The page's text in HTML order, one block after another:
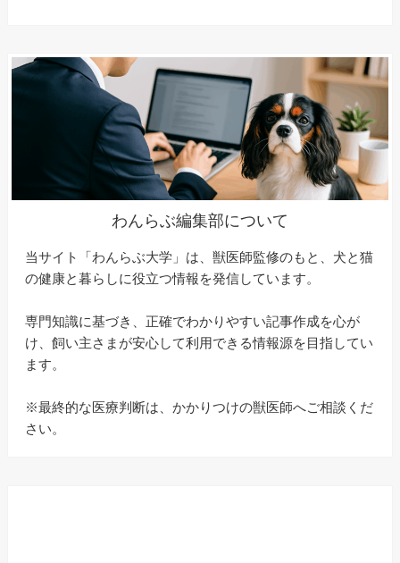
わんらぶ編集部について
当サイト「わんらぶ大学」は、獣医師監修のもと、犬と猫
の健康と暮らしに役立つ情報を発信しています。
専門知識に基づき、正確でわかりやすい記事作成を心が
け、飼い主さまが安心して利用できる情報源を目指してい
ます。
※最終的な医療判断は、かかりつけの獣医師へご相談くだ
さい。